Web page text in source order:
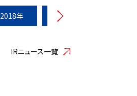
2018年 2017年
IRニュース一覧